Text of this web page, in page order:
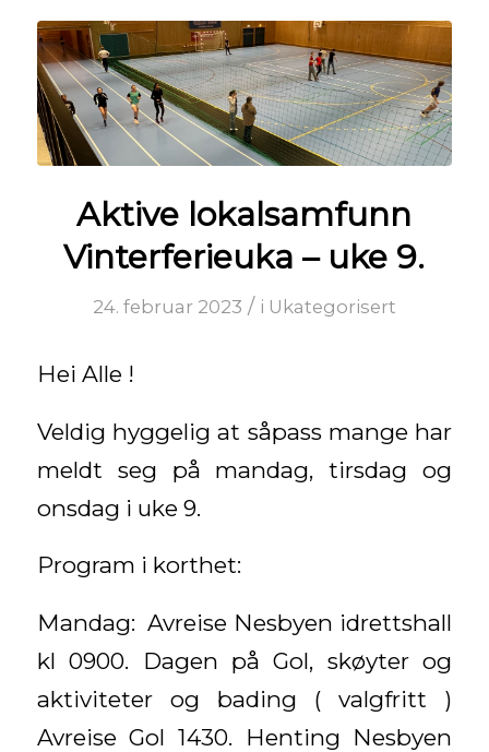
Aktive lokalsamfunn
Vinterferieuka – uke 9.
24. februar 2023 / i Ukategorisert
Hei Alle !
Veldig hyggelig at såpass mange har
meldt seg på mandag, tirsdag og
onsdag i uke 9.
Program i korthet:
Mandag: Avreise Nesbyen idrettshall
kl 0900. Dagen på Gol, skøyter og
aktiviteter og bading ( valgfritt )
Avreise Gol 1430. Henting Nesbyen